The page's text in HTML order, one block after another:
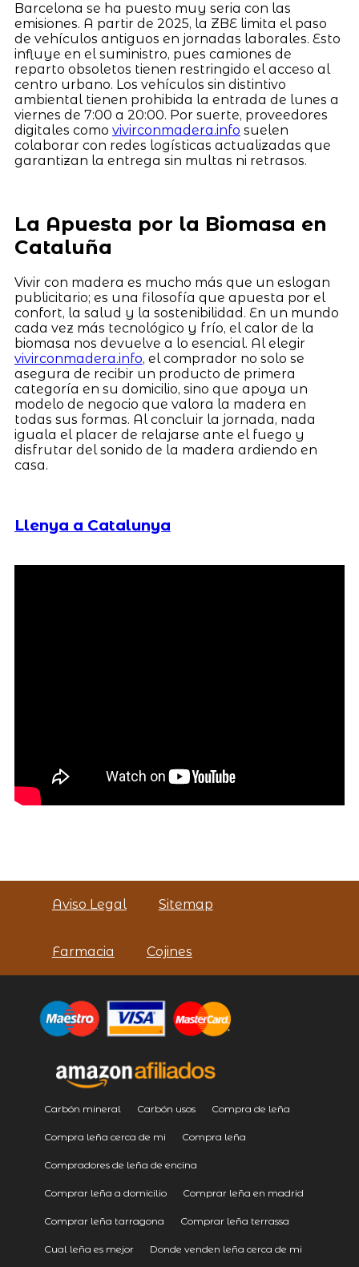
Barcelona se ha puesto muy seria con las
emisiones. A partir de 2025, la ZBE limita el paso
de vehículos antiguos en jornadas laborales. Esto
influye en el suministro, pues camiones de
reparto obsoletos tienen restringido el acceso al
centro urbano. Los vehículos sin distintivo
ambiental tienen prohibida la entrada de lunes a
viernes de 7:00 a 20:00. Por suerte, proveedores
digitales como vivirconmadera.info suelen
colaborar con redes logísticas actualizadas que
garantizan la entrega sin multas ni retrasos.
La Apuesta por la Biomasa en
Cataluña
Vivir con madera es mucho más que un eslogan
publicitario; es una filosofía que apuesta por el
confort, la salud y la sostenibilidad. En un mundo
cada vez más tecnológico y frío, el calor de la
biomasa nos devuelve a lo esencial. Al elegir
vivirconmadera.info, el comprador no solo se
asegura de recibir un producto de primera
categoría en su domicilio, sino que apoya un
modelo de negocio que valora la madera en
todas sus formas. Al concluir la jornada, nada
iguala el placer de relajarse ante el fuego y
disfrutar del sonido de la madera ardiendo en
casa.
Llenya a Catalunya
Aviso Legal Sitemap
Farmacia Cojines
Carbón mineral Carbón usos Compra de leña
Compra leña cerca de mi Compra leña
Compradores de leña de encina
Comprar leña a domicilio Comprar leña en madrid
Comprar leña tarragona Comprar leña terrassa
Cual leña es mejor Donde venden leña cerca de mi